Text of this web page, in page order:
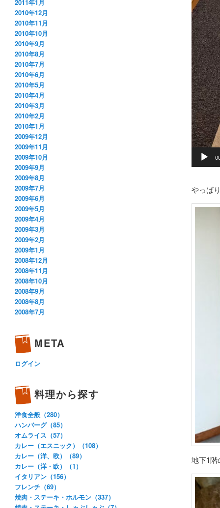
やっぱ
地下1階
2011年1月
2010年12月
2010年11月
2010年10月
2010年9月
2010年8月
2010年7月
2010年6月
2010年5月
2010年4月
2010年3月
2010年2月
2010年1月
2009年12月
2009年11月
2009年10月
2009年9月
2009年8月
2009年7月
2009年6月
2009年5月
2009年4月
2009年3月
2009年2月
2009年1月
2008年12月
2008年11月
2008年10月
2008年9月
2008年8月
2008年7月
META
ログイン
料理から探す
洋食全般（280）
ハンバーグ（85）
オムライス（57）
カレー（エスニック）（108）
カレー（洋、欧）（89）
カレー（洋・欧）（1）
イタリアン（156）
フレンチ（69）
焼肉・ステーキ・ホルモン（337）